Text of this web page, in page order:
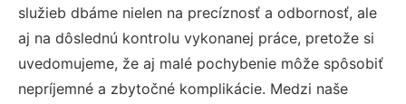
služieb dbáme nielen na precíznosť a odbornosť, ale
aj na dôslednú kontrolu vykonanej práce, pretože si
uvedomujeme, že aj malé pochybenie môže spôsobiť
nepríjemné a zbytočné komplikácie. Medzi naše